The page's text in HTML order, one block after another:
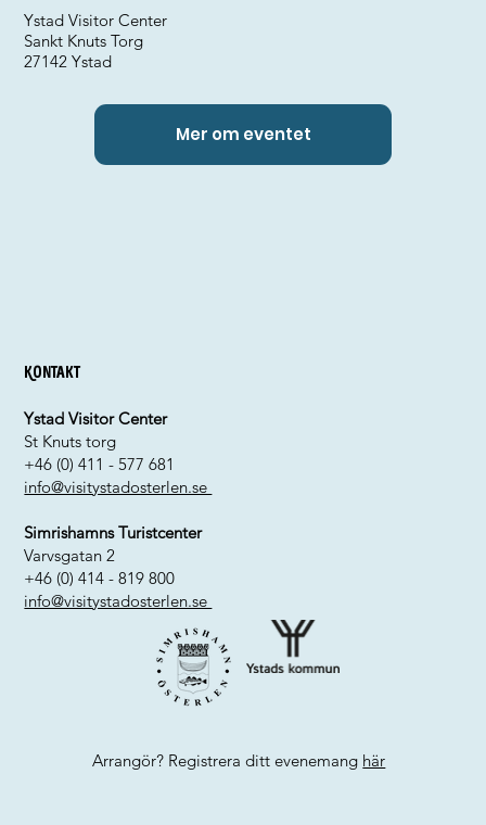
Ystad Visitor Center
Sankt Knuts Torg
27142 Ystad
Mer om eventet
Kontakt
Ystad Visitor Center
St Knuts torg
+46 (0) 411 - 577 681
info@visitystadosterlen.se
Simrishamns Turistcenter
Varvsgatan 2
+46 (0) 414 - 819 800
info@visitystadosterlen.se
Arrangör? Registrera ditt evenemang här